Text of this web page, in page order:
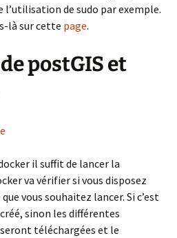
l’utilisation de sudo par exemple.
là sur cette page.
postGIS et
il suffit de lancer la
va vérifier si vous disposez
vous souhaitez lancer. Si c’est
sinon les différentes
téléchargées et le